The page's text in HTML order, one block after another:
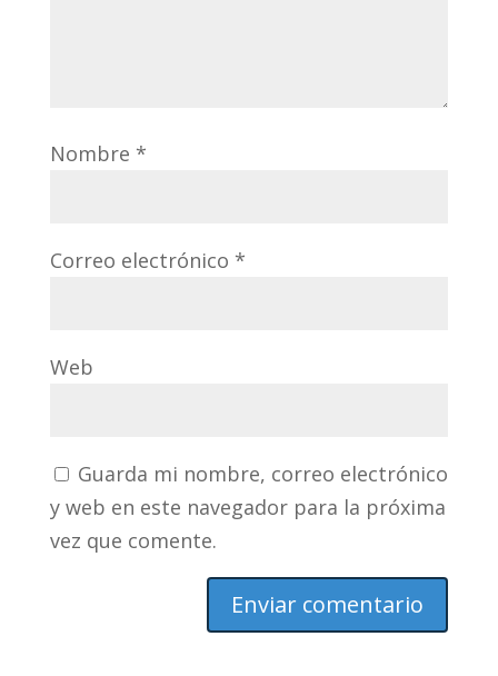
Nombre *
Correo electrónico *
Web
Guarda mi nombre, correo electrónico
y web en este navegador para la próxima
vez que comente.